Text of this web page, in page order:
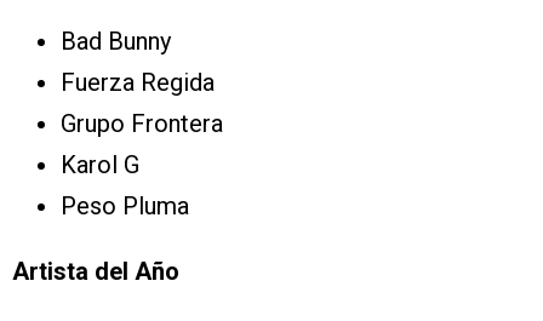
Bad Bunny
Fuerza Regida
Grupo Frontera
Karol G
Peso Pluma
Artista del Año